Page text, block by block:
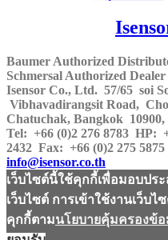
Baumer Authorized
Schmersal Authorized
Isensor Co., Ltd. 57/65 soi
Vibhavadirangsit Road,
Chatuchak, Bangkok
Tel: +66 (0)2 276 8783 HP:
2432 Fax: +66 (0)2 275 5875
info@isensor.co.th
เว็บไซต์นี้ใช้คุกกี้เพื่อมอบป
เว็บไซต์ การเข้าใช้งานเว็บ
คุกกี้ตามนโยบายคุ้มครองข้